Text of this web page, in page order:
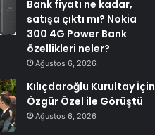
Bank fiyatı ne kadar,
satışa çıktı mı? Nokia
300 4G Power Bank
özellikleri neler?
Ağustos 6, 2026
Kılıçdaroğlu Kurultay İçin
Özgür Özel ile Görüştü
Ağustos 6, 2026